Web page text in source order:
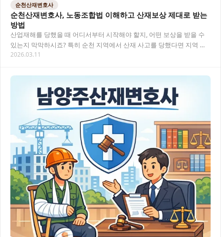
순천산재변호사
순천산재변호사, 노동조합법 이해하고 산재보상 제대로 받는
방법
산업재해를 당했을 때 어디서부터 시작해야 할지, 어떤 보상을 받을 수
있는지 막막하시죠? 특히 순천 지역에서 산재 사고를 당했다면 지역 특
성에 맞는 전문적인 법률 조력이 필요합니다…
2026.03.11